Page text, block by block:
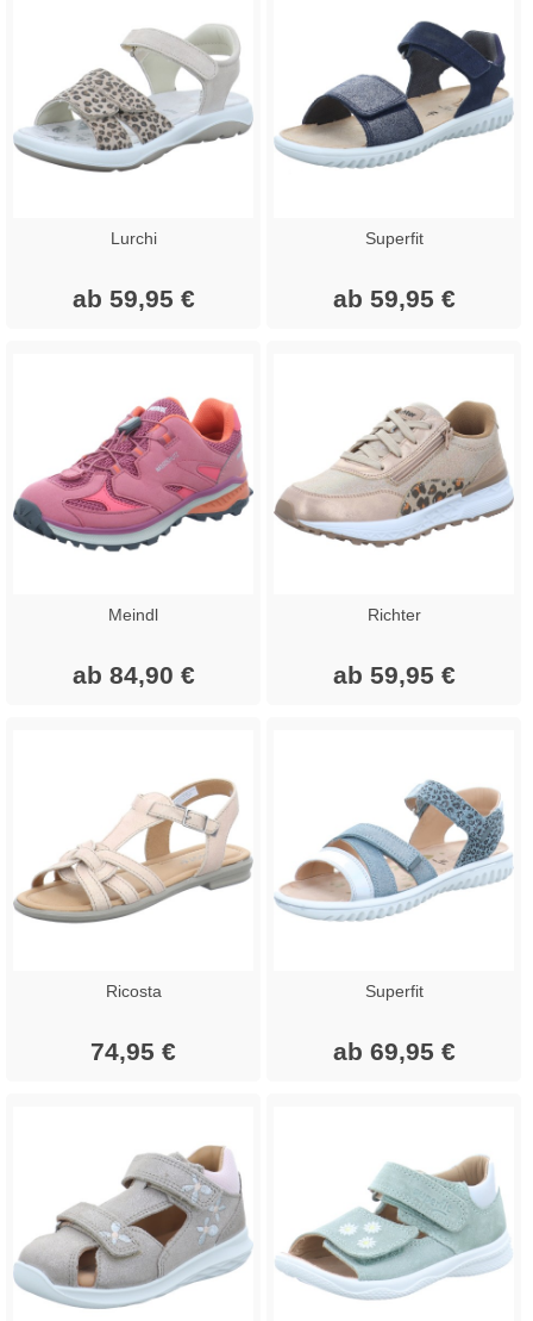
Lurchi
ab 59,95 €
Superfit
ab 59,95 €
Meindl
ab 84,90 €
Richter
ab 59,95 €
Ricosta
74,95 €
Superfit
ab 69,95 €